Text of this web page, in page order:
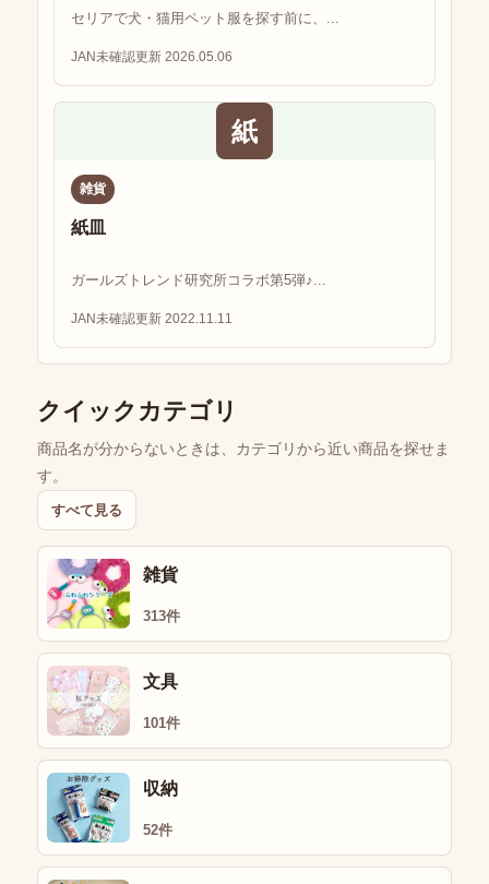
セリアで犬・猫用ペット服を探す前に、...
JAN未確認更新 2026.05.06
紙
雑貨
紙皿
ガールズトレンド研究所コラボ第5弾♪...
JAN未確認更新 2022.11.11
クイックカテゴリ
商品名が分からないときは、カテゴリから近い商品を探せま
す。
すべて見る
雑貨
313件
文具
101件
収納
52件